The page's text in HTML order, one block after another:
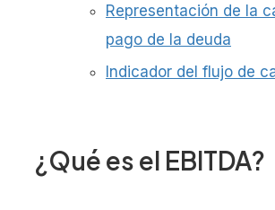
Representación de la
pago de la deuda
Indicador del flujo de
¿Qué es el EBITDA?